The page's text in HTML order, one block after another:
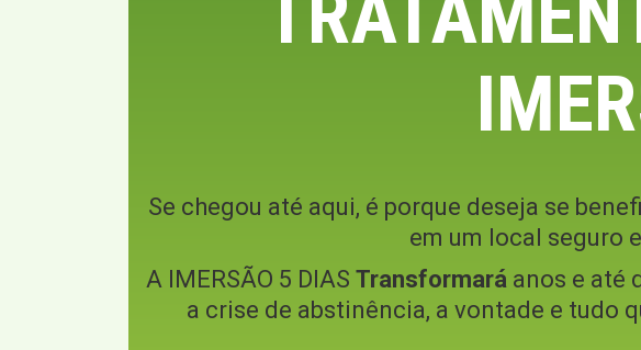
Se chegou até aqui, é porque deseja se
em um local seguro
A IMERSÃO 5 DIAS Transformará anos e até
a crise de abstinência, a vontade e tudo